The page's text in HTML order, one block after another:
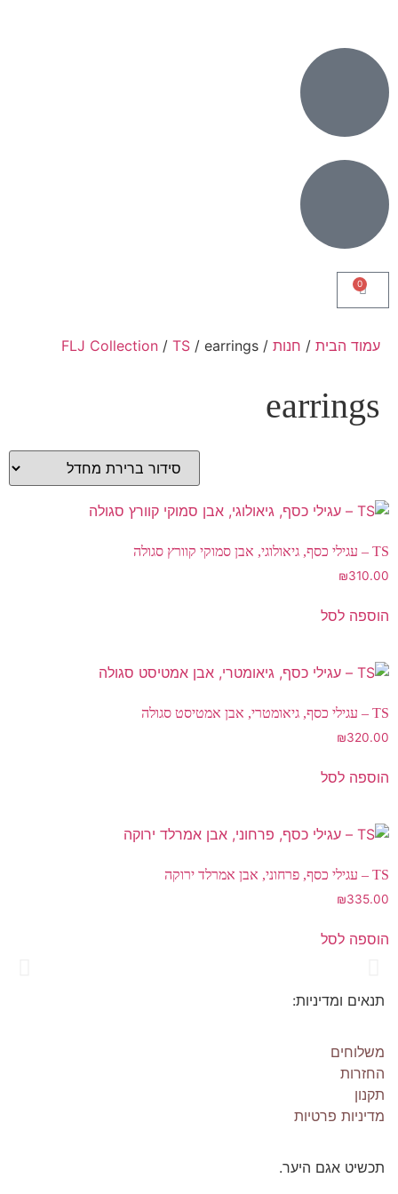
0
עמוד הבית / חנות /
FLJ Collection / TS / earrings
earrings
TS – עגילי כסף, גיאולוגי, אבן סמוקי קוורץ סגולה
₪310.00
הוספה לסל
TS – עגילי כסף, גיאומטרי, אבן אמטיסט סגולה
₪320.00
הוספה לסל
TS – עגילי כסף, פרחוני, אבן אמרלד ירוקה
₪335.00
הוספה לסל
Os Collection
New on Store
תנאים ומדיניות:
משלוחים
החזרות
תקנון
מדיניות פרטיות
תכשיט אגם היער.